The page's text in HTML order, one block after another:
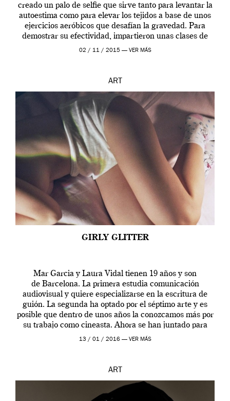
creado un palo de selfie que sirve tanto para levantar la
autoestima como para elevar los tejidos a base de unos
ejercicios aeróbicos que desafían la gravedad. Para
demostrar su efectividad, impartieron unas clases de
prueba en el Tate […]
02 / 11 / 2015 — VER MÁS
ART
GIRLY GLITTER
Mar Garcia y Laura Vidal tienen 19 años y son
de Barcelona. La primera estudia comunicación
audiovisual y quiere especializarse en la escritura de
guión. La segunda ha optado por el séptimo arte y es
posible que dentro de unos años la conozcamos más por
su trabajo como cineasta. Ahora se han juntado para
contarnos una […]
13 / 01 / 2016 — VER MÁS
ART